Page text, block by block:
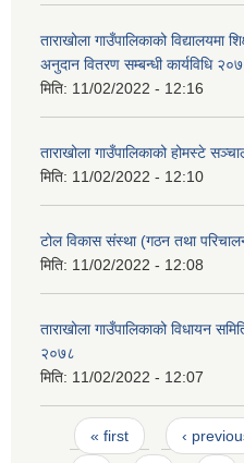
ताराखोला गाउँपालिकाको विद्यालयमा
अनुदान वितरण सम्बन्धी कार्यविधि
मिति: 11/02/2022 - 12:16
ताराखोला गाउँपालिकाको होमस्टे
मिति: 11/02/2022 - 12:10
टोल विकास संस्था (गठन तथा
मिति: 11/02/2022 - 12:08
ताराखोला गाउँपालिकाको विधायन
२०७८
मिति: 11/02/2022 - 12:07
Pages
« first ‹